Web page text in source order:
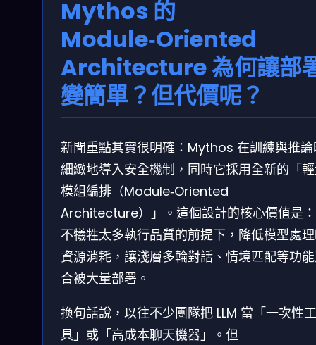
Mythos 的
Module‑Oriented
Architecture 為何讓部
變簡單？但代價呢？
新聞重點其實很明確：Mythos 在訓練與推
細緻地導入安全機制，同時它採用全新的「
模組編排（Module‑Oriented
Architecture）」。這個設計的核心價值是
不犧牲太多執行品質的前提下，降低模型處
資源消耗，讓淺層多輪對話、情境匹配等功
合被大量部署。
換句話說，以往不少團隊把 LLM 當「一次性工
具」或「高成本聊天機器」。但